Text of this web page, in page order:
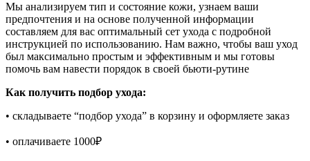
Мы анализируем тип и состояние кожи, узнаем ваши
предпочтения и на основе полученной информации
составляем для вас оптимальный сет ухода с подробной
инструкцией по использованию. Нам важно, чтобы ваш уход
был максимально простым и эффективным и мы готовы
помочь вам навести порядок в своей бьюти-рутине
Как получить подбор ухода:
• складываете “подбор ухода” в корзину и оформляете заказ
• оплачиваете 1000₽